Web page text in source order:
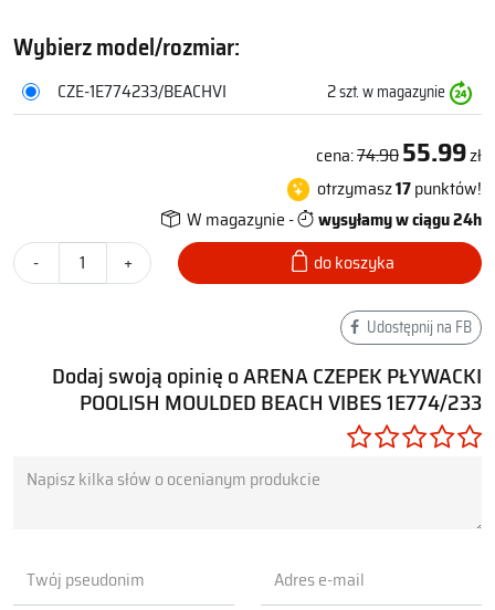
Wybierz model/rozmiar:
CZE-1E774233/BEACHVI 2szt. w magazynie
cena:74.9055.99zł
otrzymasz17punktów!
W magazynie -
wysyłamy w ciągu 24h
-
+ do koszyka
Udostępnij na FB
Dodaj swoją opinię o ARENA CZEPEK PŁYWACKI
POOLISH MOULDED BEACH VIBES 1E774/233